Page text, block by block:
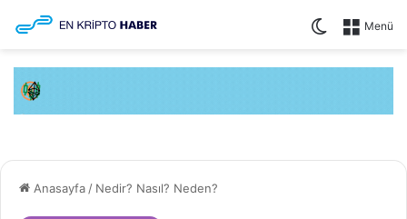
Menü
Dış
Anasayfa / Nedir? Nasıl? Neden?